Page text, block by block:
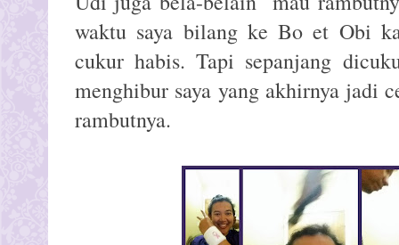
waktu saya bilang ke Bo et Obi
cukur habis. Tapi sepanjang
menghibur saya yang akhirnya jadi
rambutnya.